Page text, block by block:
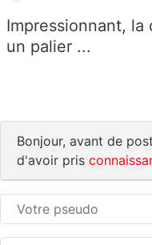
Impressionnant,
un palier ...
Bonjour, avant de
d'avoir pris